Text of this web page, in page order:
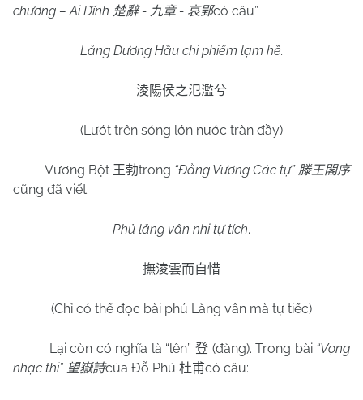
chương – Ai Dĩnh 楚辭- 九章- 哀郢có câu”
Lăng Dương Hầu chi phiếm lạm hề.
淩陽侯之氾濫兮
(Lướt trên sóng lớn nước tràn đầy)
Vương Bột 王勃trong “Đằng Vương Các tự” 滕王閣序
cũng đã viết:
Phủ lăng vân nhi tự tích.
撫淩雲而自惜
(Chỉ có thể đọc bài phú Lăng vân mà tự tiếc)
Lại còn có nghĩa là “lên” 登 (đăng). Trong bài “Vọng
nhạc thi” 望嶽詩của Đỗ Phủ 杜甫có câu: